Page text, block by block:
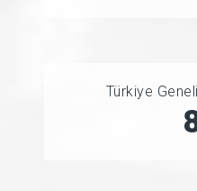
Türkiye